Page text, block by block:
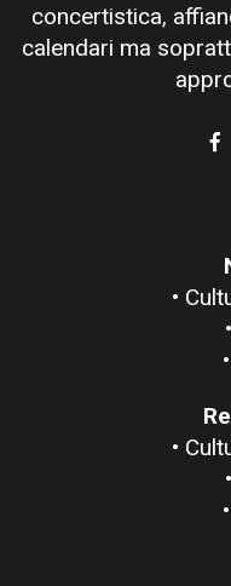
concertistica,
calendari ma
•
•